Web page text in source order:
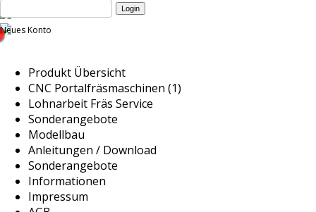
Neues Konto
Produkt Übersicht
CNC Portalfräsmaschinen (1)
Lohnarbeit Fräs Service
Sonderangebote
Modellbau
Anleitungen / Download
Sonderangebote
Informationen
Impressum